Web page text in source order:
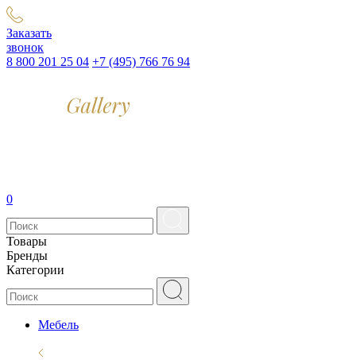
Заказать
звонок
8 800 201 25 04 +7 (495) 766 76 94
0
Товары
Бренды
Категории
Мебель